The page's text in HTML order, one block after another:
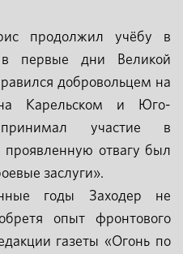
продолжил учёбу в
первые дни Великой
добровольцем на
Карельском и Юго-
участие в
отвагу был
заслуги».
годы Заходер не
опыт фронтового
газеты «Огонь по